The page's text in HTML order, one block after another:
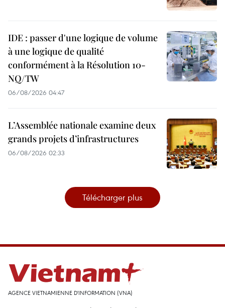
IDE : passer d'une logique de volume
à une logique de qualité
conformément à la Résolution 10-
NQ/TW
06/08/2026 04:47
L’Assemblée nationale examine deux
grands projets d’infrastructures
06/08/2026 02:33
Télécharger plus
AGENCE VIETNAMIENNE D'INFORMATION (VNA)